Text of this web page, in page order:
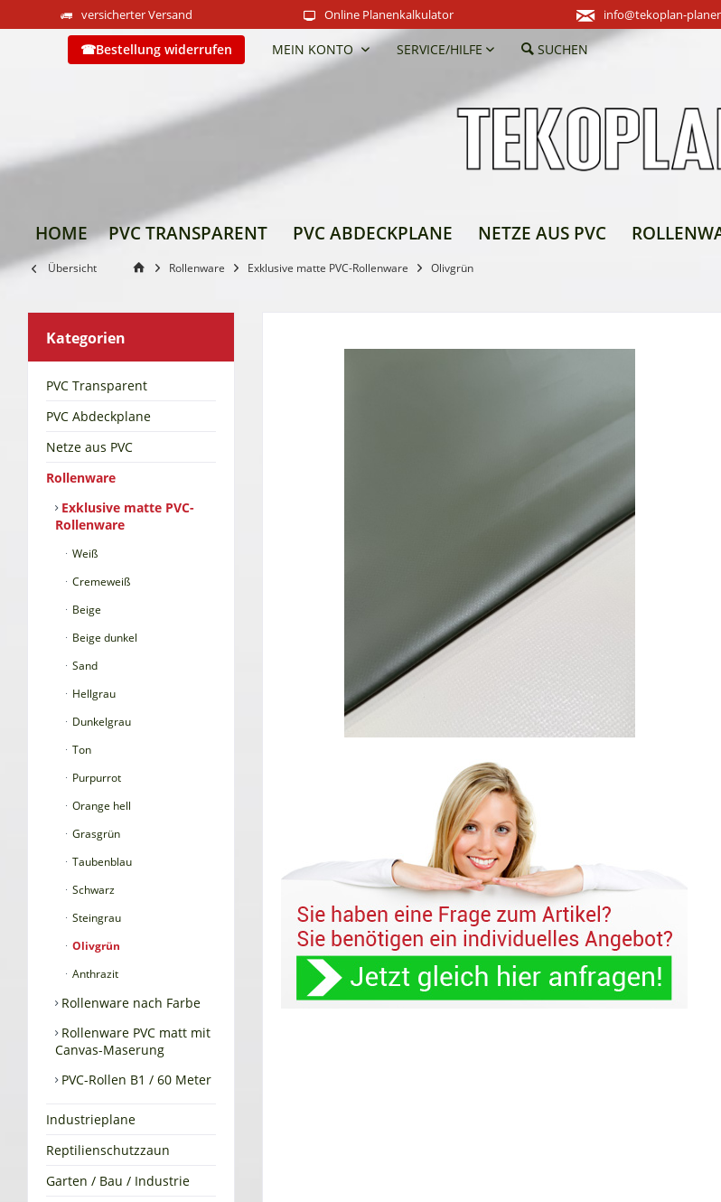
versicherter Versand Online Planenkalkulator info@tekoplan-
Bestellung widerrufen MEIN KONTO SERVICE/HILFE SUCHEN
HOME PVC TRANSPARENT PVC ABDECKPLANE NETZE AUS PVC
Übersicht Rollenware Exklusive matte PVC-Rollenware Olivgrün
Kategorien
PVC Transparent
PVC Abdeckplane
Netze aus PVC
Rollenware
Exklusive matte PVC-
Rollenware
Weiß
Cremeweiß
Beige
Beige dunkel
Sand
Hellgrau
Dunkelgrau
Ton
Purpurrot
Orange hell
Grasgrün
Taubenblau
Schwarz
Steingrau
Olivgrün
Anthrazit
Rollenware nach Farbe
Rollenware PVC matt mit
Canvas-Maserung
PVC-Rollen B1 / 60 Meter
Industrieplane
Reptilienschutzzaun
Garten / Bau / Industrie